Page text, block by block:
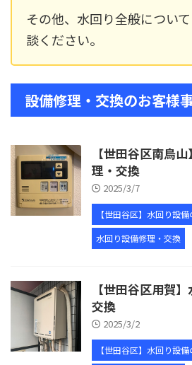
その他、水回り全般につい
談ください。
設備修理・交換のお客様
【世田谷区南烏
理・交換
2025/3/7
【世田谷区】水回り設
水回り設備修理・交換
【世田谷区用賀
交換
2025/3/2
【世田谷区】水回り設